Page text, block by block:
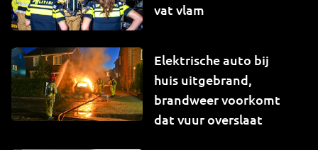
vat vlam
Elektrische auto bij
huis uitgebrand,
brandweer voorkomt
dat vuur overslaat